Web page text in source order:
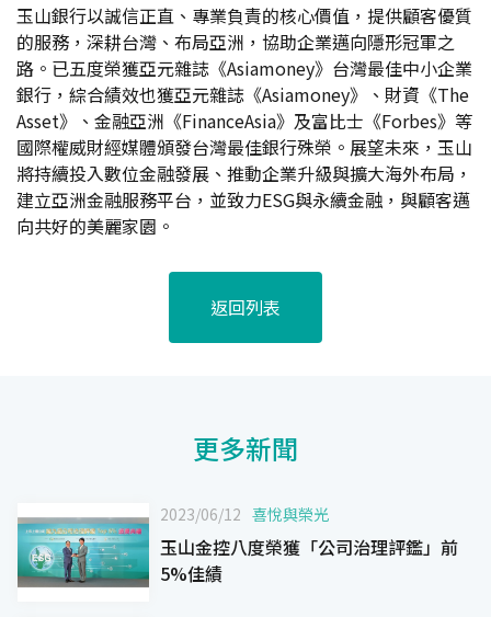
玉山銀行以誠信正直、專業負責的核心價值，提供顧客優質
的服務，深耕台灣、布局亞洲，協助企業邁向隱形冠軍之
路。已五度榮獲亞元雜誌《Asiamoney》台灣最佳中小企業
銀行，綜合績效也獲亞元雜誌《Asiamoney》、財資《The
Asset》、金融亞洲《FinanceAsia》及富比士《Forbes》等
國際權威財經媒體頒發台灣最佳銀行殊榮。展望未來，玉山
將持續投入數位金融發展、推動企業升級與擴大海外布局，
建立亞洲金融服務平台，並致力ESG與永續金融，與顧客邁
向共好的美麗家園。
返回列表
更多新聞
2023/06/12 喜悅與榮光
玉山金控八度榮獲「公司治理評鑑」前
5%佳績